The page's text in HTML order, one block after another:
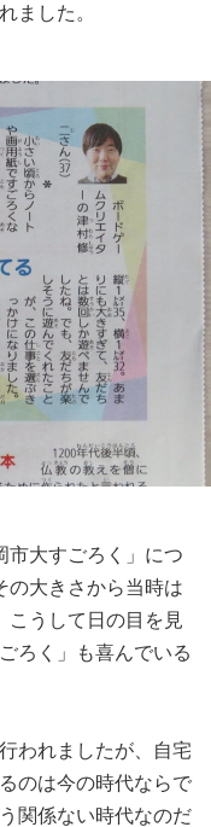
ました。
市大すごろく」につ
の大きさから当時は
こうして日の目を見
ろく」も喜んでいる
われましたが、自宅
のは今の時代ならで
関係ない時代なのだ